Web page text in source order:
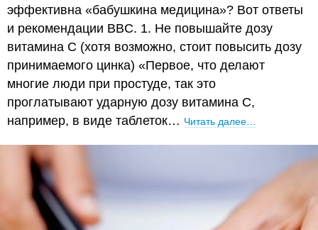
эффективна «бабушкина медицина»? Вот ответы
и рекомендации BBC. 1. Не повышайте дозу
витамина С (хотя возможно, стоит повысить дозу
принимаемого цинка) «Первое, что делают
многие люди при простуде, так это
проглатывают ударную дозу витамина С,
например, в виде таблеток… Читать далее…